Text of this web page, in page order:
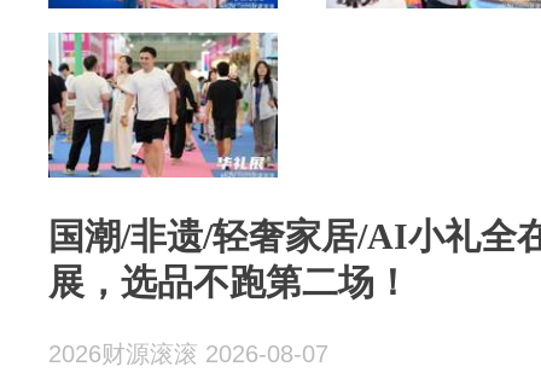
国潮/非遗/轻奢家居/AI小礼全
展，选品不跑第二场！
2026财源滚滚 2026-08-07